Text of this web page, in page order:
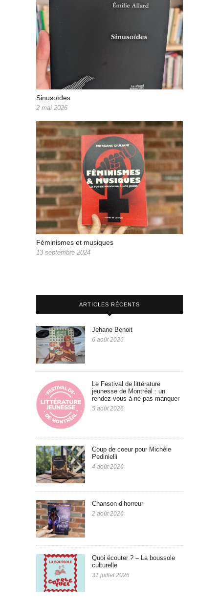
Sinusoïdes
2 mai 2026
Féminismes et musiques
13 septembre 2024
ARTICLES RÉCENTS
Jehane Benoit
6 août 2026
Le Festival de littérature
jeunesse de Montréal : un
rendez-vous à ne pas manquer
5 août 2026
Coup de coeur pour Michèle
Pedinielli
4 août 2026
Chanson d’horreur
2 août 2026
Quoi écouter ? – La boussole
culturelle
31 juillet 2026